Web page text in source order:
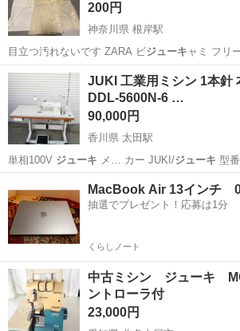
200円
神奈川県 根岸駅
目立つ汚れないです ZARA ビジューキ ャミ フリーサイズ お尻隠れる
感じ…
神奈川 横浜市 根岸駅 その他 キャミ
JUKI 工業用ミシン 1本針
DDL-5600N-6 …
90,000円
香川県 太田駅
単相100V ジューキ メ… カー JUKI/ジューキ 型
生活家電
MacBook Air 13インチ
抽選でプレゼント！応募は1分
くらしノート
中古ミシン ジューキ
ントローラ付
23,000円